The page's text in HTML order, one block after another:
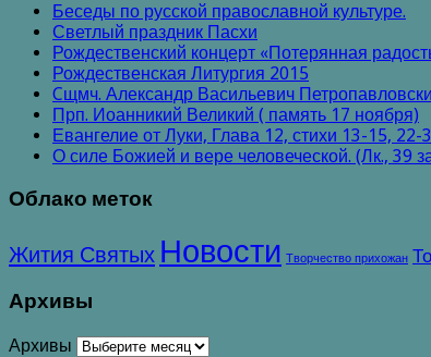
Беседы по русской православной культуре.
Светлый праздник Пасхи
Рождественский концерт «Потерянная
Рождественская Литургия 2015
Cщмч. Александр Васильевич
Прп. Иоанникий Великий ( память 17 ноября)
Евангелие от Луки, Глава 12, стихи 13-15, 22-
О силе Божией и вере человеческой. (Лк., 39
Облако меток
Жития Святых Новости Творчество прихожан
Архивы
Архивы